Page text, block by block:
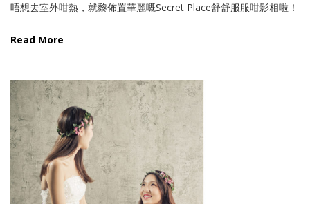
唔想去室外咁熱，就黎佈置華麗嘅Secret Place舒舒服服咁影相啦！
Read More